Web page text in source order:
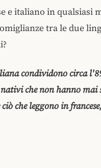
e italiano in qualsiasi
tra le due
condividono circa
che non hanno mai
che leggono in